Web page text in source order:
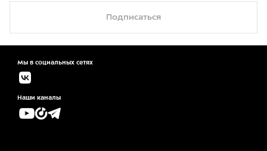
Подписаться
Мы в социальных сетях
Наши каналы